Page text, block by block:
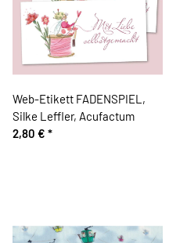
Web-Etikett FADENSPIEL,
Silke Leffler, Acufactum
2,80 € *